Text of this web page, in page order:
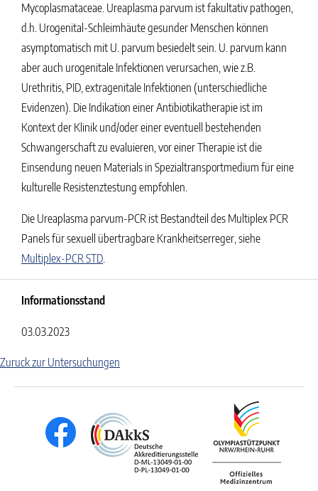
Mycoplasmataceae. Ureaplasma parvum ist fakultativ pathogen,
d.h. Urogenital-Schleimhäute gesunder Menschen können
asymptomatisch mit U. parvum besiedelt sein. U. parvum kann
aber auch urogenitale Infektionen verursachen, wie z.B.
Urethritis, PID, extragenitale Infektionen (unterschiedliche
Evidenzen). Die Indikation einer Antibiotikatherapie ist im
Kontext der Klinik und/oder einer eventuell bestehenden
Schwangerschaft zu evaluieren, vor einer Therapie ist die
Einsendung neuen Materials in Spezialtransportmedium für eine
kulturelle Resistenztestung empfohlen.
Die Ureaplasma parvum-PCR ist Bestandteil des Multiplex PCR
Panels für sexuell übertragbare Krankheitserreger, siehe
Multiplex-PCR STD.
Informationsstand
03.03.2023
Zuruck zur Untersuchungen